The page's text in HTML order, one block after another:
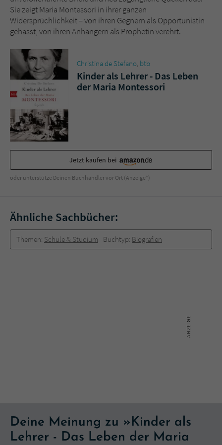
Sie zeigt Maria Montessori in ihrer ganzen
Widersprüchlichkeit – von ihren Gegnern als Opportunistin
gehasst, von ihren Anhängern als Prophetin verehrt.
Christina de Stefano, btb
Kinder als Lehrer - Das Leben
der Maria Montessori
Jetzt kaufen bei
oder unterstütze Deinen Buchhändler vor Ort (Anzeige*)
Ähnliche Sachbücher:
Themen: Schule & Studium Buchtyp: Biografien
Deine Meinung zu »Kinder als
Lehrer - Das Leben der Maria
Sicherheitscode des Kontaktformulars zu
überprüfen.